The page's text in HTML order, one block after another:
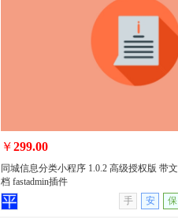
工单设备管理系统 1.1.1 高级授权版 带
无演示
￥299.00
同城信息分类小程序 1.0.2 高级授权版 带文
档 fastadmin插件
手
安 保